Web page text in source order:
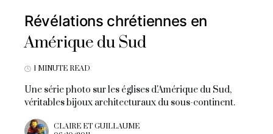
Révélations chrétiennes en
Amérique du Sud
1 MINUTE READ
Une série photo sur les églises d'Amérique du Sud,
véritables bijoux architecturaux du sous-continent.
CLAIRE ET GUILLAUME